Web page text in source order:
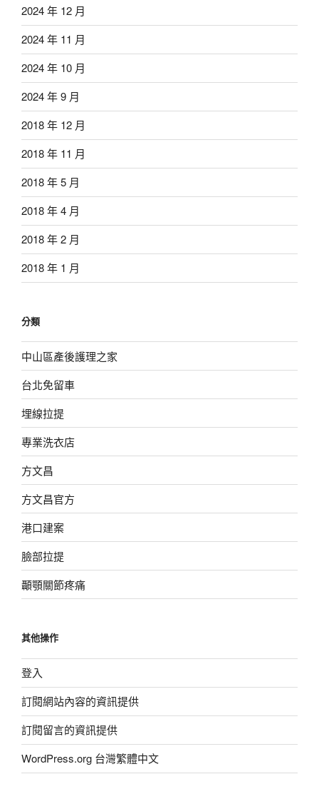
2024 年 12 月
2024 年 11 月
2024 年 10 月
2024 年 9 月
2018 年 12 月
2018 年 11 月
2018 年 5 月
2018 年 4 月
2018 年 2 月
2018 年 1 月
分類
中山區產後護理之家
台北免留車
埋線拉提
專業洗衣店
方文昌
方文昌官方
港口建案
臉部拉提
顳顎關節疼痛
其他操作
登入
訂閱網站內容的資訊提供
訂閱留言的資訊提供
WordPress.org 台灣繁體中文